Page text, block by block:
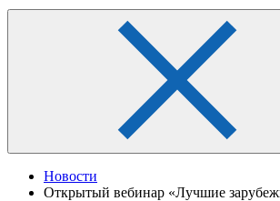
Новости
Открытый вебинар «Лучшие